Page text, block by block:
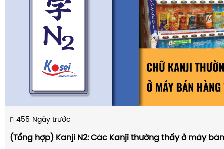
455 Ngày trước
(Tổng hợp) Kanji N2: Các Kanji thường thấy ở máy